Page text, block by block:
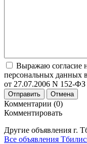
Выражаю согласие
персональных данных
от 27.07.2006 N 152-ФЗ
Отправить Отмена
Комментарии (0)
Комментировать
Другие объявления г.
Все объявления